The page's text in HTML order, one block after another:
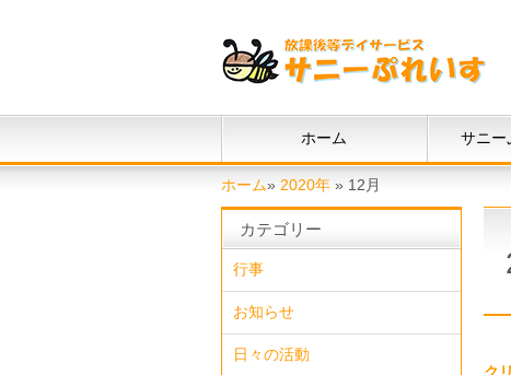
ホーム サニー
ホーム» 2020年 » 12月
カテゴリー
行事
お知らせ
日々の活動